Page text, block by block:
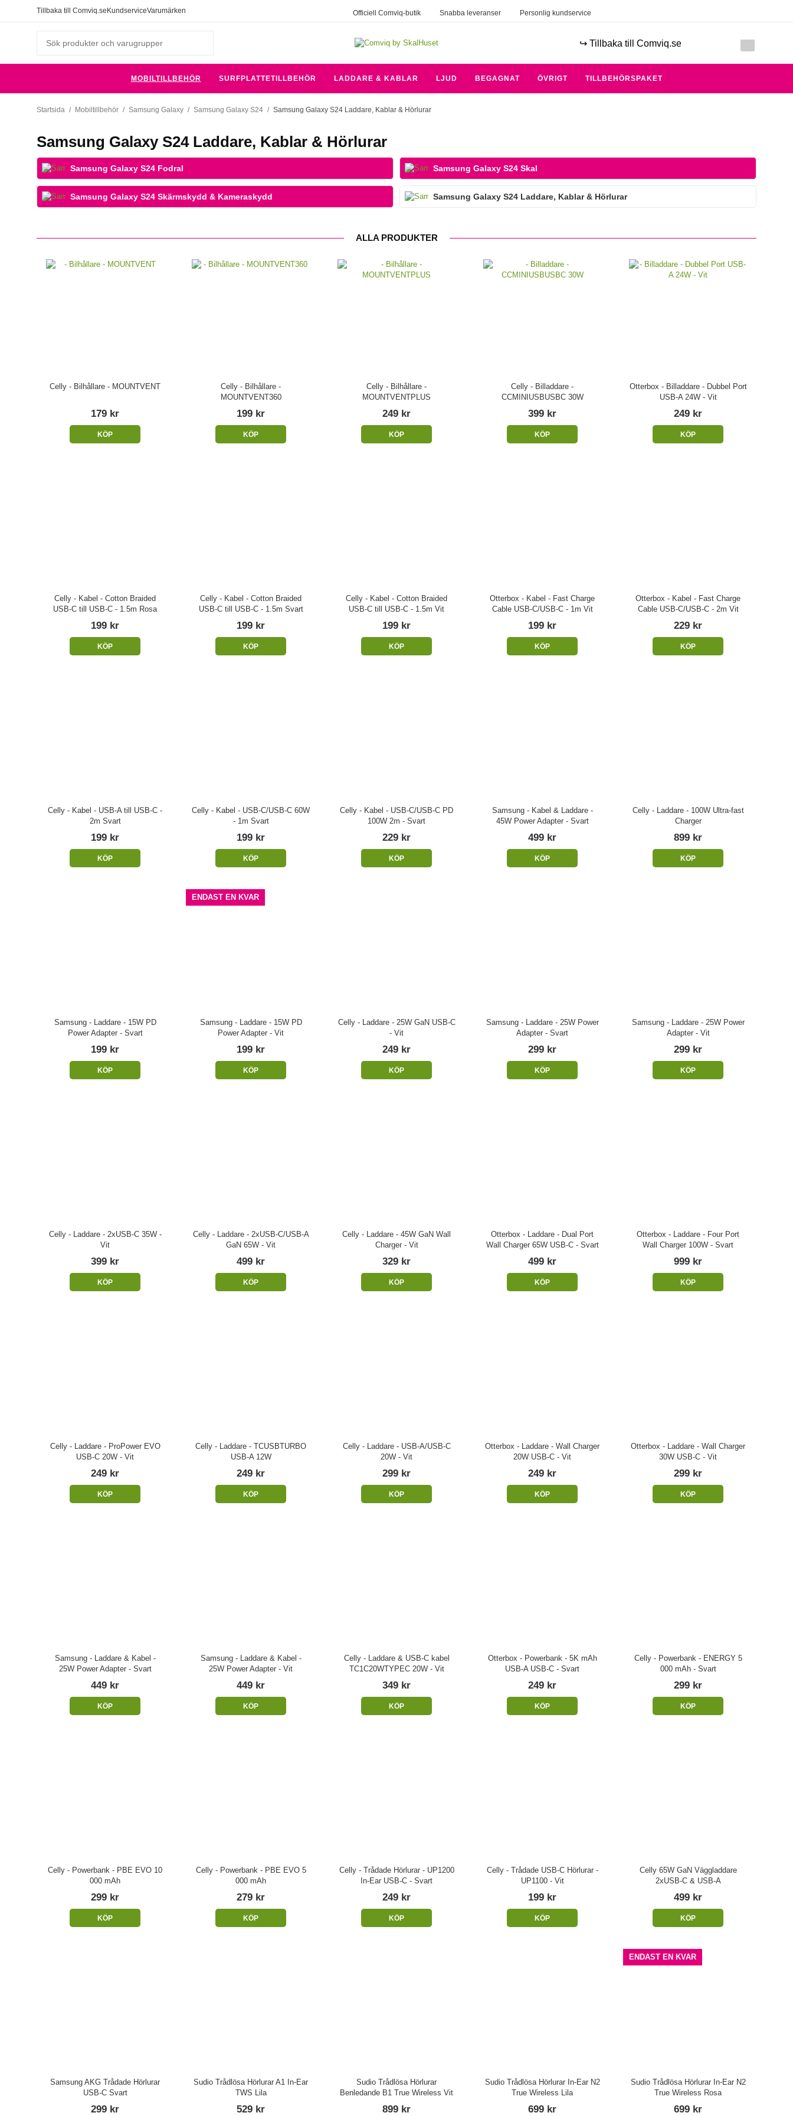
Tillbaka till Comviq.se KundserviceVarumärken Officiell Comviq-butik Snabba leveranser Personlig kundservice
↪️ Tillbaka till Comviq.se
MOBILTILLBEHÖR SURFPLATTETILLBEHÖR LADDARE & KABLAR LJUD BEGAGNAT ÖVRIGT TILLBEHÖRSPAKET
Startsida / Mobiltillbehör / Samsung Galaxy / Samsung Galaxy S24 / Samsung Galaxy S24 Laddare, Kablar & Hörlurar
Samsung Galaxy S24 Laddare, Kablar & Hörlurar
Samsung Galaxy S24 Fodral Samsung Galaxy S24 Skal
Samsung Galaxy S24 Skärmskydd & Kameraskydd Samsung Galaxy S24 Laddare, Kablar & Hörlurar
ALLA PRODUKTER
Celly - Bilhållare - MOUNTVENT
179 kr
KÖP
Celly - Bilhållare -
MOUNTVENT360
199 kr
KÖP
Celly - Bilhållare -
MOUNTVENTPLUS
249 kr
KÖP
Celly - Billaddare -
CCMINIUSBUSBC 30W
399 kr
KÖP
Otterbox - Billaddare - Dubbel Port
USB-A 24W - Vit
249 kr
KÖP
Celly - Kabel - Cotton Braided
USB-C till USB-C - 1.5m Rosa
199 kr
KÖP
Celly - Kabel - Cotton Braided
USB-C till USB-C - 1.5m Svart
199 kr
KÖP
Celly - Kabel - Cotton Braided
USB-C till USB-C - 1.5m Vit
199 kr
KÖP
Otterbox - Kabel - Fast Charge
Cable USB-C/USB-C - 1m Vit
199 kr
KÖP
Otterbox - Kabel - Fast Charge
Cable USB-C/USB-C - 2m Vit
229 kr
KÖP
Celly - Kabel - USB-A till USB-C -
2m Svart
199 kr
KÖP
Celly - Kabel - USB-C/USB-C 60W
- 1m Svart
199 kr
KÖP
Celly - Kabel - USB-C/USB-C PD
100W 2m - Svart
229 kr
KÖP
Samsung - Kabel & Laddare -
45W Power Adapter - Svart
499 kr
KÖP
Celly - Laddare - 100W Ultra-fast
Charger
899 kr
KÖP
Samsung - Laddare - 15W PD
Power Adapter - Svart
199 kr
KÖP
ENDAST EN KVAR
Samsung - Laddare - 15W PD
Power Adapter - Vit
199 kr
KÖP
Celly - Laddare - 25W GaN USB-C
- Vit
249 kr
KÖP
Samsung - Laddare - 25W Power
Adapter - Svart
299 kr
KÖP
Samsung - Laddare - 25W Power
Adapter - Vit
299 kr
KÖP
Celly - Laddare - 2xUSB-C 35W -
Vit
399 kr
KÖP
Celly - Laddare - 2xUSB-C/USB-A
GaN 65W - Vit
499 kr
KÖP
Celly - Laddare - 45W GaN Wall
Charger - Vit
329 kr
KÖP
Otterbox - Laddare - Dual Port
Wall Charger 65W USB-C - Svart
499 kr
KÖP
Otterbox - Laddare - Four Port
Wall Charger 100W - Svart
999 kr
KÖP
Celly - Laddare - ProPower EVO
USB-C 20W - Vit
249 kr
KÖP
Celly - Laddare - TCUSBTURBO
USB-A 12W
249 kr
KÖP
Celly - Laddare - USB-A/USB-C
20W - Vit
299 kr
KÖP
Otterbox - Laddare - Wall Charger
20W USB-C - Vit
249 kr
KÖP
Otterbox - Laddare - Wall Charger
30W USB-C - Vit
299 kr
KÖP
Samsung - Laddare & Kabel -
25W Power Adapter - Svart
449 kr
KÖP
Samsung - Laddare & Kabel -
25W Power Adapter - Vit
449 kr
KÖP
Celly - Laddare & USB-C kabel
TC1C20WTYPEC 20W - Vit
349 kr
KÖP
Otterbox - Powerbank - 5K mAh
USB-A USB-C - Svart
249 kr
KÖP
Celly - Powerbank - ENERGY 5
000 mAh - Svart
299 kr
KÖP
Celly - Powerbank - PBE EVO 10
000 mAh
299 kr
KÖP
Celly - Powerbank - PBE EVO 5
000 mAh
279 kr
KÖP
Celly - Trådade Hörlurar - UP1200
In-Ear USB-C - Svart
249 kr
KÖP
Celly - Trådade USB-C Hörlurar -
UP1100 - Vit
199 kr
KÖP
Celly 65W GaN Väggladdare
2xUSB-C & USB-A
499 kr
KÖP
Samsung AKG Trådade Hörlurar
USB-C Svart
299 kr
Sudio Trådlösa Hörlurar A1 In-Ear
TWS Lila
529 kr
Sudio Trådlösa Hörlurar
Benledande B1 True Wireless Vit
899 kr
Sudio Trådlösa Hörlurar In-Ear N2
True Wireless Lila
699 kr
ENDAST EN KVAR
Sudio Trådlösa Hörlurar In-Ear N2
True Wireless Rosa
699 kr